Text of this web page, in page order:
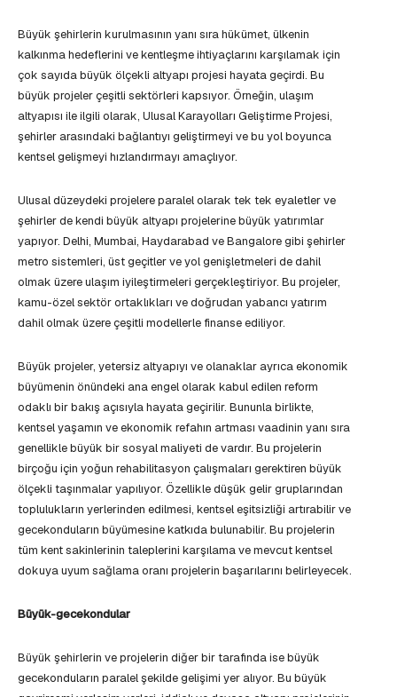
Büyük şehirlerin kurulmasının yanı sıra hükümet, ülkenin
kalkınma hedeflerini ve kentleşme ihtiyaçlarını karşılamak için
çok sayıda büyük ölçekli altyapı projesi hayata geçirdi. Bu
büyük projeler çeşitli sektörleri kapsıyor. Örneğin, ulaşım
altyapısı ile ilgili olarak, Ulusal Karayolları Geliştirme Projesi,
şehirler arasındaki bağlantıyı geliştirmeyi ve bu yol boyunca
kentsel gelişmeyi hızlandırmayı amaçlıyor.
Ulusal düzeydeki projelere paralel olarak tek tek eyaletler ve
şehirler de kendi büyük altyapı projelerine büyük yatırımlar
yapıyor. Delhi, Mumbai, Haydarabad ve Bangalore gibi şehirler
metro sistemleri, üst geçitler ve yol genişletmeleri de dahil
olmak üzere ulaşım iyileştirmeleri gerçekleştiriyor. Bu projeler,
kamu-özel sektör ortaklıkları ve doğrudan yabancı yatırım
dahil olmak üzere çeşitli modellerle finanse ediliyor.
Büyük projeler, yetersiz altyapıyı ve olanaklar ayrıca ekonomik
büyümenin önündeki ana engel olarak kabul edilen reform
odaklı bir bakış açısıyla hayata geçirilir. Bununla birlikte,
kentsel yaşamın ve ekonomik refahın artması vaadinin yanı sıra
genellikle büyük bir sosyal maliyeti de vardır. Bu projelerin
birçoğu için yoğun rehabilitasyon çalışmaları gerektiren büyük
ölçekli taşınmalar yapılıyor. Özellikle düşük gelir gruplarından
toplulukların yerlerinden edilmesi, kentsel eşitsizliği artırabilir ve
gecekonduların büyümesine katkıda bulunabilir. Bu projelerin
tüm kent sakinlerinin taleplerini karşılama ve mevcut kentsel
dokuya uyum sağlama oranı projelerin başarılarını belirleyecek.
Büyük-gecekondular
Büyük şehirlerin ve projelerin diğer bir tarafında ise büyük
gecekonduların paralel şekilde gelişimi yer alıyor. Bu büyük